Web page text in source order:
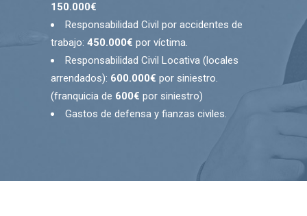
150.000€
Responsabilidad Civil por accidentes de
trabajo: 450.000€ por víctima.
Responsabilidad Civil Locativa (locales
arrendados): 600.000€ por siniestro.
(franquicia de 600€ por siniestro)
Gastos de defensa y fianzas civiles.